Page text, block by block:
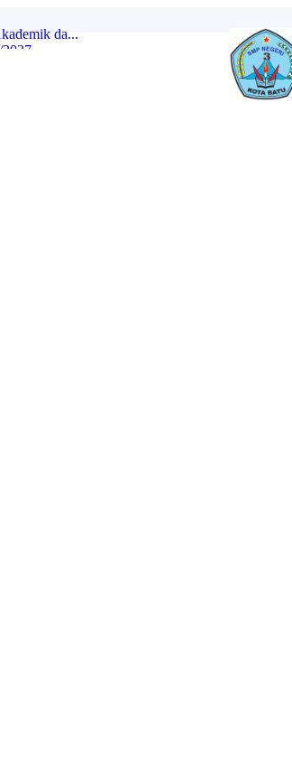
2027...
PRESTASI...
SESUAI PAGU SPMB J...
da...